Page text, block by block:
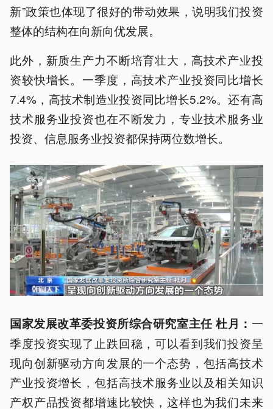
新”政策也体现了很好的带动效果，说明我们投资
整体的结构在向新向优发展。
此外，新质生产力不断培育壮大，高技术产业投
资较快增长。一季度，高技术产业投资同比增长
7.4%，高技术制造业投资同比增长5.2%。还有高
技术服务业投资也在不断发力，专业技术服务业
投资、信息服务业投资都保持两位数增长。
国家发展改革委投资所综合研究室主任 杜月： 一
季度投资实现了止跌回稳，可以看到我们投资呈
现向创新驱动方向发展的一个态势，包括高技术
产业投资增长，包括高技术服务业以及相关知识
产权产品投资都增速比较快，这样也为我们未来